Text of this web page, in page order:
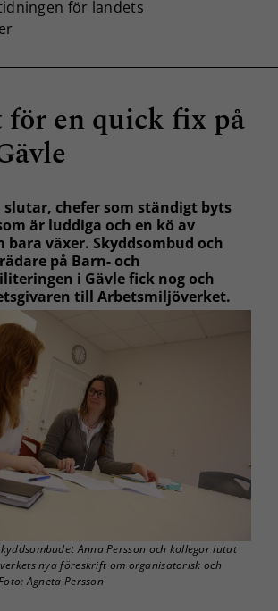
för en quick fix på
slutar, chefer som ständigt byts
är luddiga och en kö av
bara växer. Skyddsombud och
på Barn- och
i Gävle fick nog och
till Arbetsmiljöverket.
Anna Persson och kollegor lutat
nya föreskrift om organisatorisk och
Agneta Persson